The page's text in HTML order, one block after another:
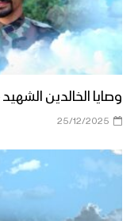
وصايا الخالدين
25/12/2025